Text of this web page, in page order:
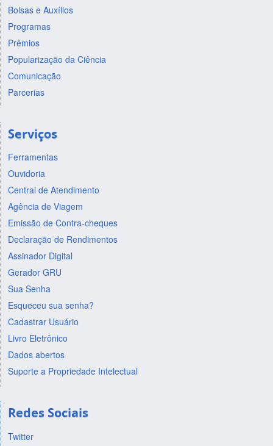
Bolsas e Auxílios
Programas
Prêmios
Popularização da Ciência
Comunicação
Parcerias
Serviços
Ferramentas
Ouvidoria
Central de Atendimento
Agência de Viagem
Emissão de Contra-cheques
Declaração de Rendimentos
Assinador Digital
Gerador GRU
Sua Senha
Esqueceu sua senha?
Cadastrar Usuário
Livro Eletrônico
Dados abertos
Suporte a Propriedade Intelectual
Redes Sociais
Twitter